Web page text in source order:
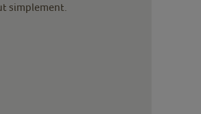
simplement.